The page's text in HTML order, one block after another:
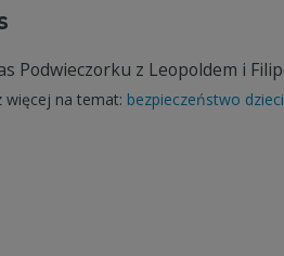
Podwieczorku z Leopoldem i
więcej na temat: bezpieczeństwo dzieci